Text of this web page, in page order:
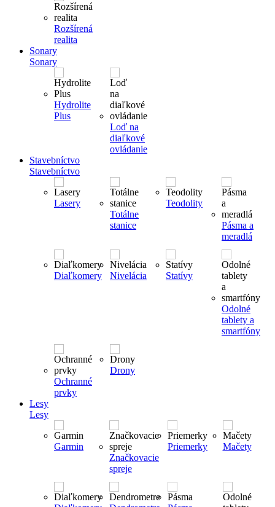
Rozšírená
realita
Sonary
Sonary
Hydrolite
Plus
Loď na
diaľkové
ovládanie
Stavebníctvo
Stavebníctvo
Lasery
Totálne
stanice
Teodolity
Pásma a
meradlá
Diaľkomery Nivelácia Statívy
Odolné
tablety a
smartfóny
Ochranné
prvky
Drony
Lesy
Lesy
Garmin
Značkovacie
spreje
Priemerky Mačety